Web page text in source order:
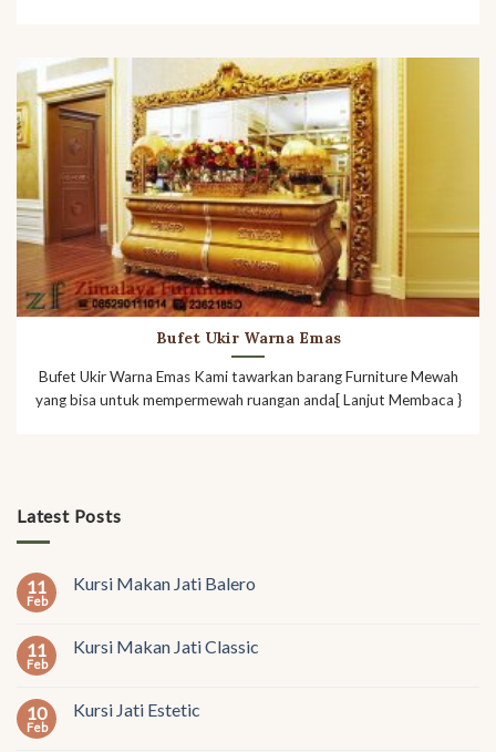
Latest Posts
11
Feb
Kursi Makan Jati Balero
11
Feb
Kursi Makan Jati Classic
10
Feb
Kursi Jati Estetic
Bufet Ukir Warna Emas
Bufet Ukir Warna Emas Kami tawarkan barang Furniture Mewah
yang bisa untuk mempermewah ruangan anda[ Lanjut Membaca }